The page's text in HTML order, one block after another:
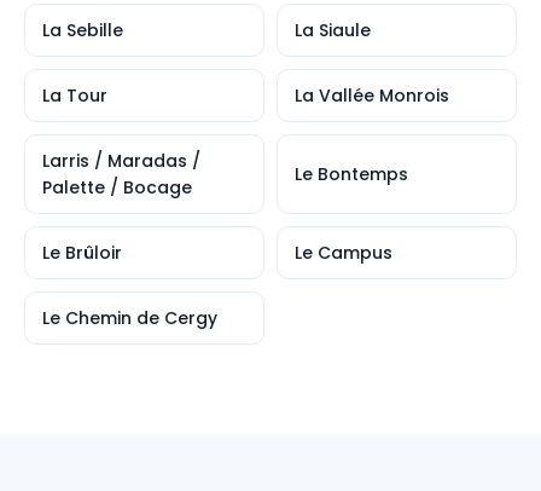
La Sebille La Siaule
La Tour La Vallée Monrois
Larris / Maradas /
Palette / Bocage
Le Bontemps
Le Brûloir Le Campus
Le Chemin de Cergy